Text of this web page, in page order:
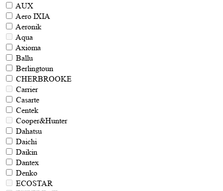
AUX
Aero IXIA
Aeronik
Aqua
Axioma
Ballu
Berlingtoun
CHERBROOKE
Carrier
Casarte
Centek
Cooper&Hunter
Dahatsu
Daichi
Daikin
Dantex
Denko
ECOSTAR